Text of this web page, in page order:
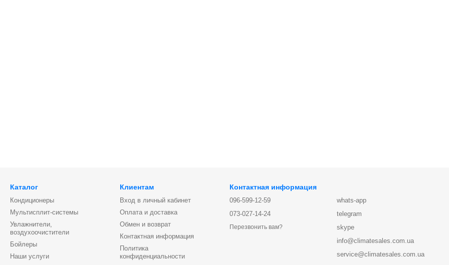
Каталог
Кондиционеры
Мультисплит-системы
Увлажнители,
воздухоочистители
Бойлеры
Наши услуги
Клиентам
Вход в личный кабинет
Оплата и доставка
Обмен и возврат
Контактная информация
Политика
конфиденциальности
Контактная информация
096-599-12-59
073-027-14-24
Перезвонить вам?
whats-app
telegram
skype
info@climatesales.com.ua
service@climatesales.com.ua